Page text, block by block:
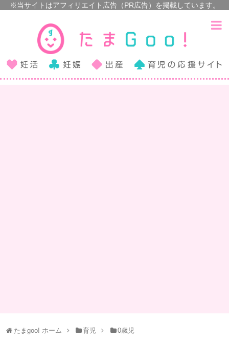
たまgoo! ホーム 育児 0歳児